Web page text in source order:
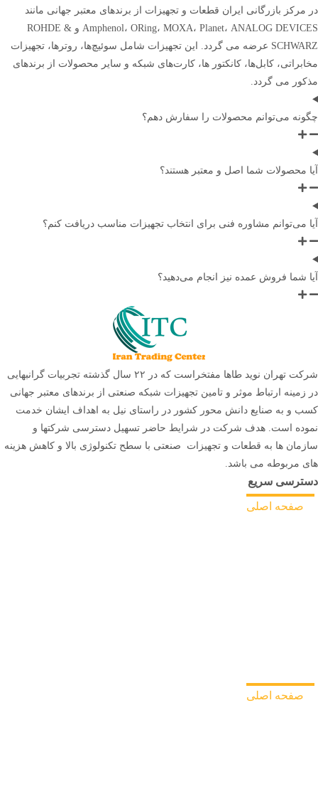
در مرکز بازرگانی ایران قطعات و تجهیزات از برندهای معتبر جهانی مانند
Amphenol، ORing، MOXA، Planet، ANALOG DEVICES و ROHDE &
SCHWARZ عرضه می‌ گردد. این تجهیزات شامل سوئیچ‌ها، روترها، تجهیزات
مخابراتی، کابل‌ها، کانکتور ها، کارت‌های شبکه و سایر محصولات از برندهای
مذکور می گردد.
چگونه می‌توانم محصولات را سفارش دهم؟
آیا محصولات شما اصل و معتبر هستند؟
آیا می‌توانم مشاوره فنی برای انتخاب تجهیزات مناسب دریافت کنم؟
آیا شما فروش عمده نیز انجام می‌دهید؟
شرکت تهران نوید طاها مفتخراست که در ۲۲ سال گذشته تجربیات گرانبهایی
در زمینه ارتباط موثر و تامین تجهیزات شبکه صنعتی از برندهای معتبر جهانی
کسب و به صنایع دانش محور کشور در راستای نیل به اهداف ایشان خدمت
نموده است. هدف شرکت در شرایط حاضر تسهیل دسترسی شرکتها و
سازمان ها به قطعات و تجهیزات صنعتی با سطح تکنولوژی بالا و کاهش هزینه
های مربوطه می باشد.
دسترسی سریع
صفحه اصلی
صفحه اصلی